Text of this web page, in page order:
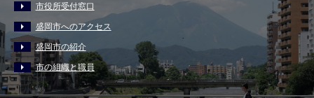
市役所受付窓口
盛岡市へのアクセス
盛岡市の紹介
市の組織と職員